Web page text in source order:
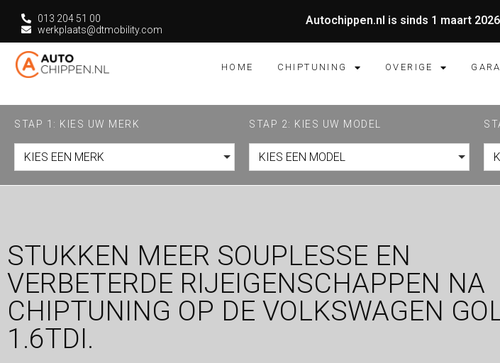
013 204 51 00
werkplaats@dtmobility.com
Autochippen.nl is sinds 1 maart
HOME CHIPTUNING OVERIGE
STAP 1: KIES UW MERK
KIES EEN MERK
STAP 2: KIES UW MODEL
KIES EEN MODEL
STUKKEN MEER SOUPLESSE EN
VERBETERDE RIJEIGENSCHAPPEN NA
CHIPTUNING OP DE VOLKSWAGEN
1.6TDI.